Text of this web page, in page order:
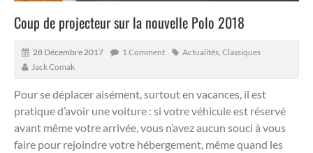
Coup de projecteur sur la nouvelle Polo 2018
28 Décembre 2017 1 Comment Actualités Classiques
Jack Comak
Pour se déplacer aisément, surtout en vacances, il est
pratique d’avoir une voiture : si votre véhicule est réservé
avant même votre arrivée, vous n’avez aucun souci à vous
faire pour rejoindre votre hébergement, même quand les